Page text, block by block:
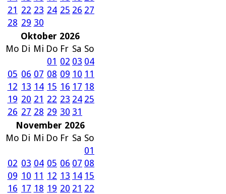
21 22 23 24 25 26 27
28 29 30
Oktober 2026
Mo Di Mi Do Fr Sa So
01 02 03 04
05 06 07 08 09 10 11
12 13 14 15 16 17 18
19 20 21 22 23 24 25
26 27 28 29 30 31
November 2026
Mo Di Mi Do Fr Sa So
01
02 03 04 05 06 07 08
09 10 11 12 13 14 15
16 17 18 19 20 21 22